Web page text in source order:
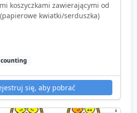
koszyczkami zawierającymi od
kwiatki/serduszka)
counting
się, aby pobrać